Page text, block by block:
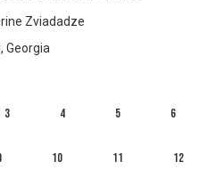
Zviadadze
Georgia
3 4 5 6
10 11 12